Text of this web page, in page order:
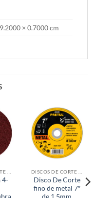
× 0.7000 cm
4-
Disco De Corte
fino de metal 7″